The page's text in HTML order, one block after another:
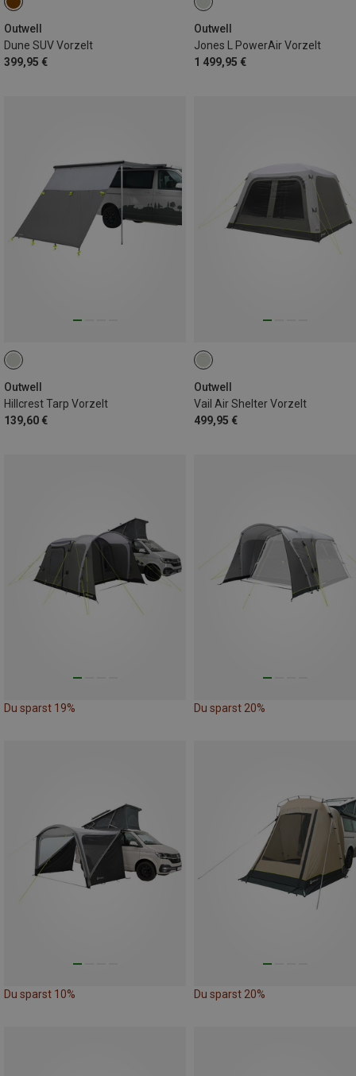
Outwell
Dune SUV Vorzelt
399,95 €
Outwell
Jones L PowerAir Vorzelt
1 499,95 €
Outwell
Hillcrest Tarp Vorzelt
139,60 €
Outwell
Vail Air Shelter Vorzelt
499,95 €
Du sparst 19% Du sparst 20%
Du sparst 10% Du sparst 20%